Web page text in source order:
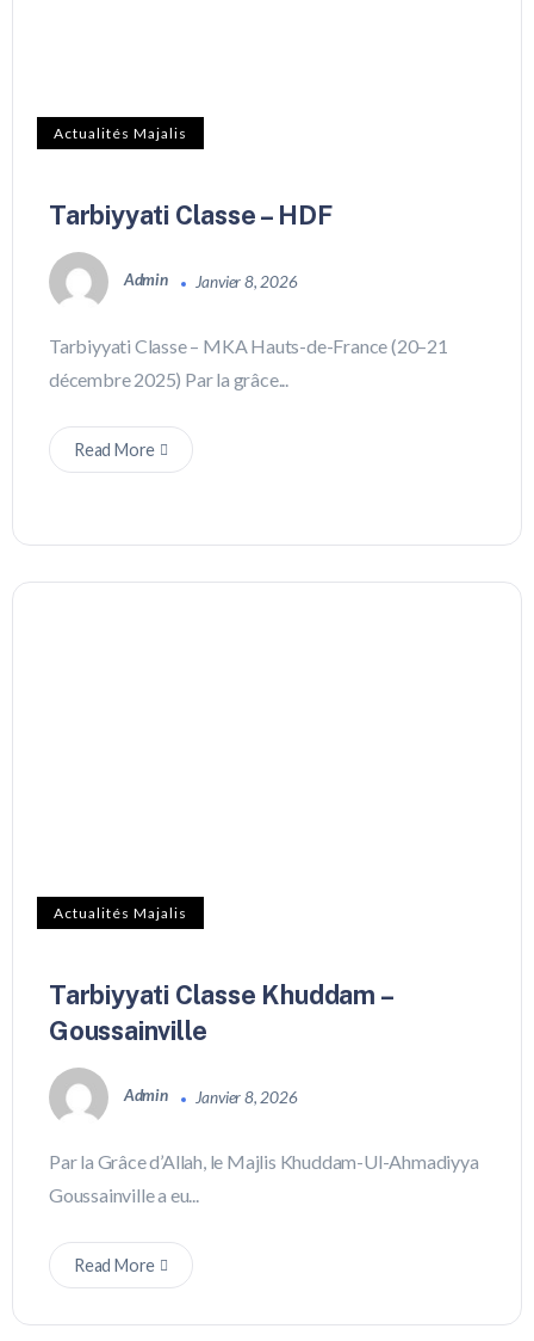
Actualités Majalis
Tarbiyyati Classe – HDF
Admin Janvier 8, 2026
Tarbiyyati Classe – MKA Hauts-de-France (20–21
décembre 2025) Par la grâce...
Read More
Actualités Majalis
Tarbiyyati Classe Khuddam –
Goussainville
Admin Janvier 8, 2026
Par la Grâce d’Allah, le Majlis Khuddam-Ul-Ahmadiyya
Goussainville a eu...
Read More